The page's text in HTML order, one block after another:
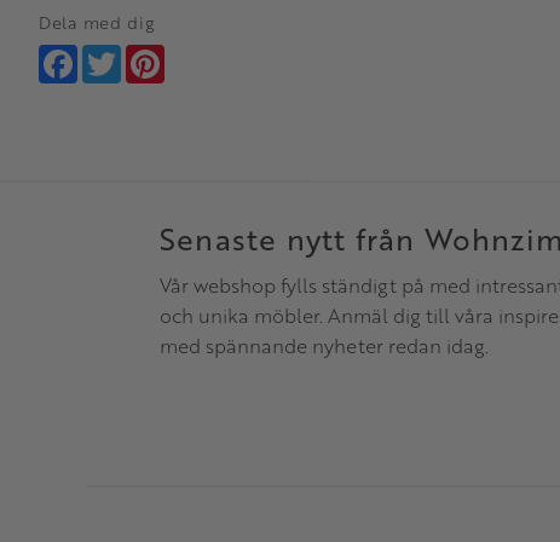
Dela med dig
Facebook
Twitter
Senaste nytt från
Vår webshop fylls ständigt på med
och unika möbler. Anmäl dig till våra
med spännande nyheter redan idag.